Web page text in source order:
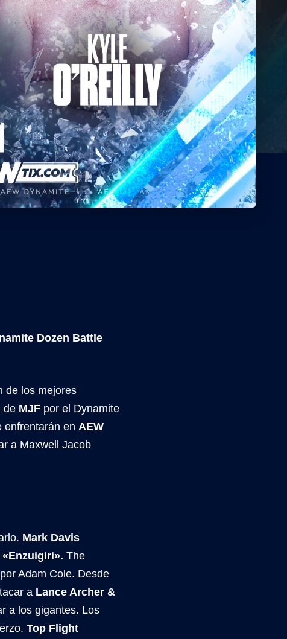
Dozen Battle
de los mejores
de MJF por el Dynamite
enfrentarán en AEW
a Maxwell Jacob
Mark Davis
The
Adam Cole. Desde
a Lance Archer &
a los gigantes. Los
Top Flight